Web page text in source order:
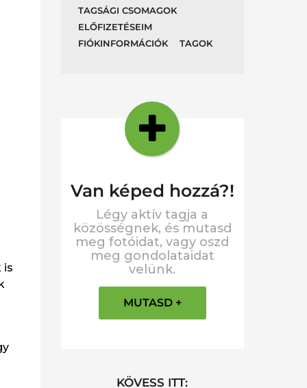
is
TAGSÁGI CSOMAGOK
ELŐFIZETÉSEIM
FIÓKINFORMÁCIÓK
TAGOK
Van képed hozzá?!
Légy aktív tagja a
közösségnek, és mutasd
meg fotóidat, vagy oszd
meg gondolataidat
velünk.
MUTASD +
KÖVESS ITT: